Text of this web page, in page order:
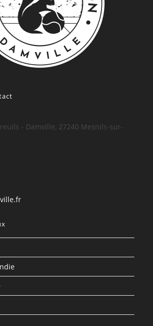
- Damville, 27240 Mesnils-sur-
S’ouvre